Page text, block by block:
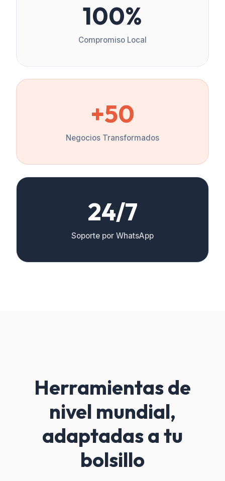
100%
Compromiso Local
+50
Negocios Transformados
24/7
Soporte por WhatsApp
Herramientas de
nivel mundial,
adaptadas a tu
bolsillo